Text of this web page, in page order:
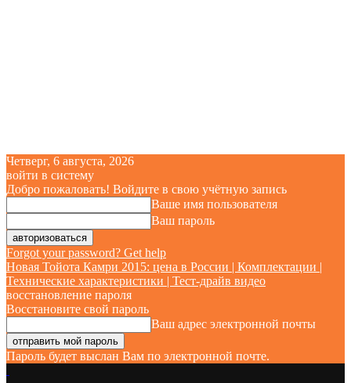
Четверг, 6 августа, 2026
войти в систему
Добро пожаловать! Войдите в свою учётную запись
Ваше имя пользователя
Ваш пароль
Forgot your password? Get help
Новая Тойота Камри 2015: цена в России | Комплектации |
Технические характеристики | Тест-драйв видео
восстановление пароля
Восстановите свой пароль
Ваш адрес электронной почты
Пароль будет выслан Вам по электронной почте.